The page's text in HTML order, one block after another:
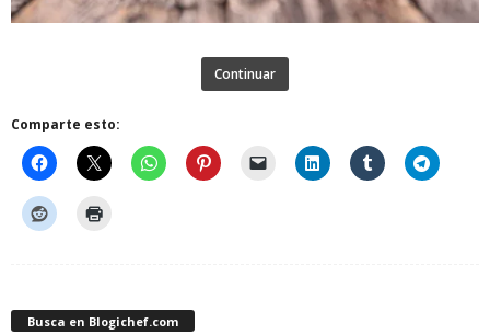
Continuar
Comparte esto:
Busca en Blogichef.com